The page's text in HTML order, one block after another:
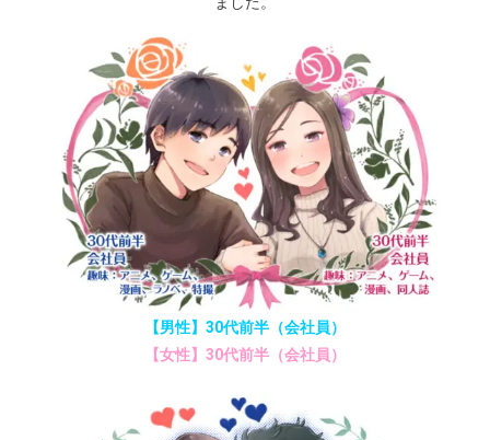
【男性】30代前半（会社員）
【女性】30代前半（会社員）